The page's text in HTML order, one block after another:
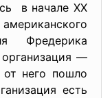
в начале XX
Фредерика
—
него пошло
есть